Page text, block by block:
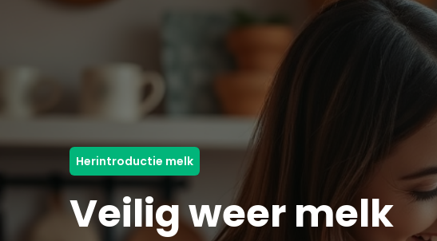
Herintroductie melk
Veilig weer melk